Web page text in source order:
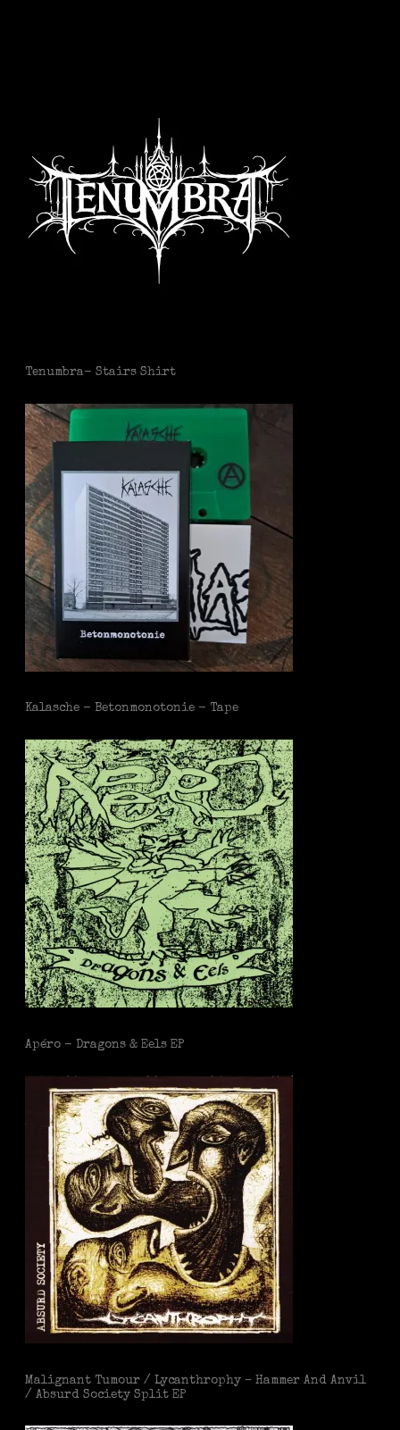
Tenumbra- Stairs Shirt
Kalasche - Betonmonotonie - Tape
Apéro - Dragons & Eels EP
Malignant Tumour / Lycanthrophy – Hammer And Anvil
/ Absurd Society Split EP